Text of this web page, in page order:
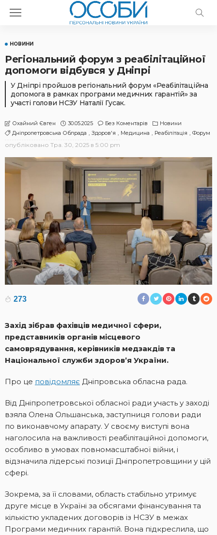
НОВИНИ
Регіональний форум з реабілітаційної
допомоги відбувся у Дніпрі
У Дніпрі пройшов регіональний форум «Реабілітаційна
допомога в рамках програми медичних гарантій» за
участі голови НСЗУ Наталії Гусак.
Охайний Євген 30.05.2025 Без Коментарів
Новини
Дніпропетровська Облрада
Здоров'я Медицина Реабілітація Форум
опубліковано Тра. 30, 2025 в 5:00 pm
273
Захід зібрав фахівців медичної сфери,
представників органів місцевого
самоврядування, керівників медзакдів та
Національної служби здоров’я України.
Про це повідомляє Дніпровська обласна рада.
Від Дніпропетровської обласної ради участь у заході
взяла Олена Ольшанська, заступниця голови ради
по виконавчому апарату. У своєму виступі вона
наголосила на важливості реабілітаційної допомоги,
особливо в умовах повномасштабної війни, і
відзначила лідерські позиції Дніпропетровщини у цій
сфері.
Зокрема, за її словами, область стабільно утримує
друге місце в Україні за обсягами фінансування та
кількістю укладених договорів із НСЗУ в межах
Програми медичних гарантій. Вона підкреслила, що